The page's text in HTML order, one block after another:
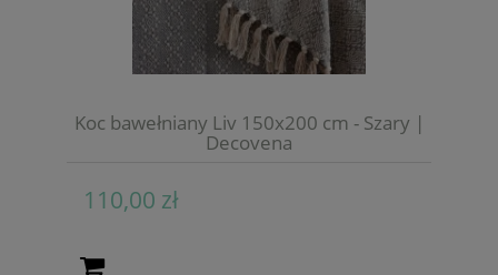
Koc bawełniany Liv 150x200 cm - Szary |
Decovena
110,00 zł